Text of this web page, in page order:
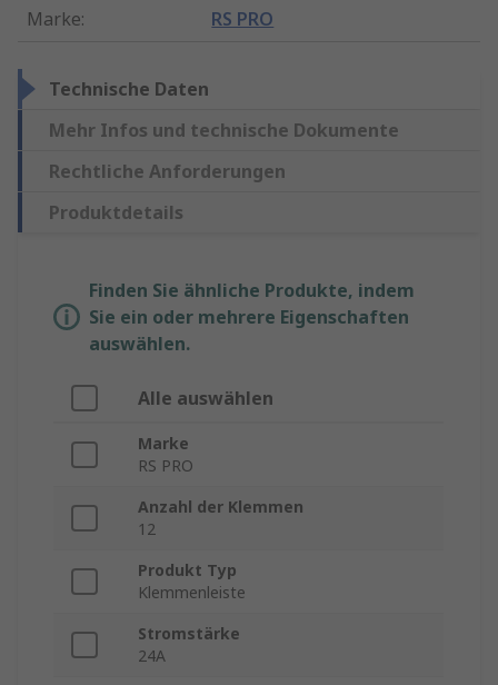
Marke: RS PRO
Technische Daten
Mehr Infos und technische Dokumente
Rechtliche Anforderungen
Produktdetails
Finden Sie ähnliche Produkte, indem
Sie ein oder mehrere Eigenschaften
auswählen.
Alle auswählen
Marke
RS PRO
Anzahl der Klemmen
12
Produkt Typ
Klemmenleiste
Stromstärke
24A